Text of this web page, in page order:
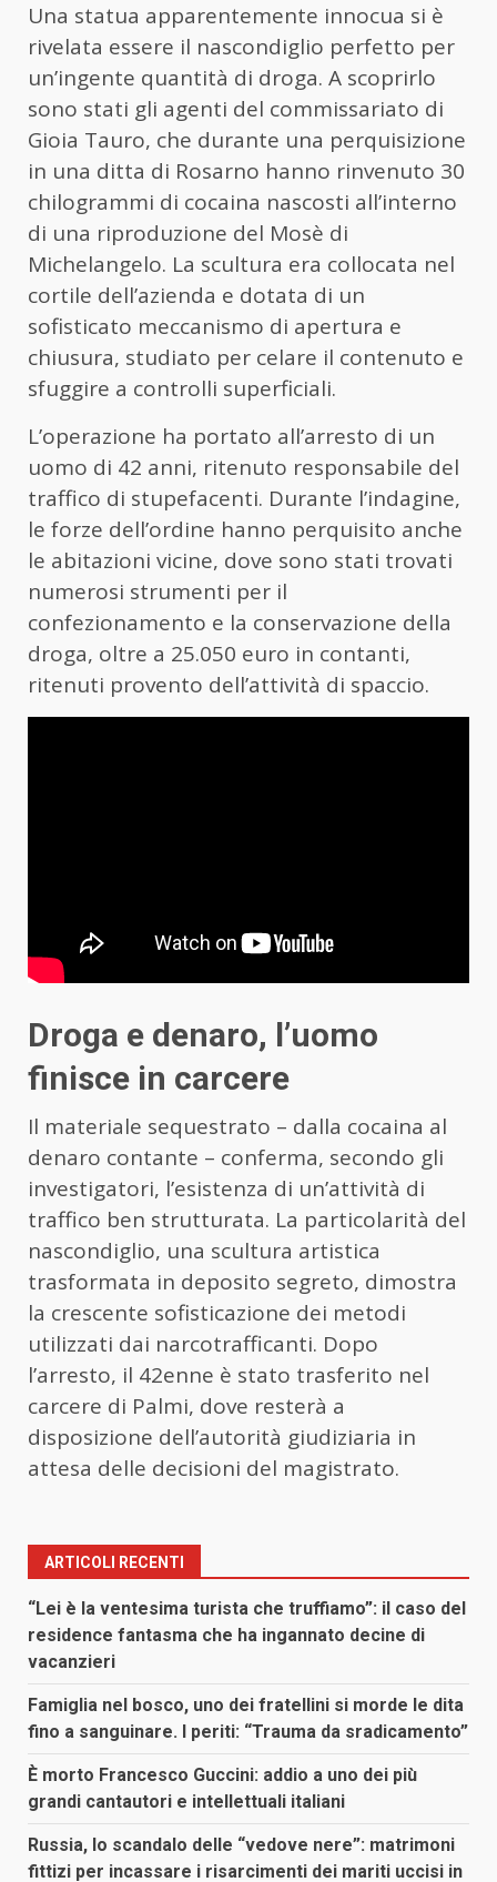
Una statua apparentemente innocua si è
rivelata essere il nascondiglio perfetto per
un’ingente quantità di droga. A scoprirlo
sono stati gli agenti del commissariato di
Gioia Tauro, che durante una perquisizione
in una ditta di Rosarno hanno rinvenuto 30
chilogrammi di cocaina nascosti all’interno
di una riproduzione del Mosè di
Michelangelo. La scultura era collocata nel
cortile dell’azienda e dotata di un
sofisticato meccanismo di apertura e
chiusura, studiato per celare il contenuto e
sfuggire a controlli superficiali.
L’operazione ha portato all’arresto di un
uomo di 42 anni, ritenuto responsabile del
traffico di stupefacenti. Durante l’indagine,
le forze dell’ordine hanno perquisito anche
le abitazioni vicine, dove sono stati trovati
numerosi strumenti per il
confezionamento e la conservazione della
droga, oltre a 25.050 euro in contanti,
ritenuti provento dell’attività di spaccio.
Droga e denaro, l’uomo
finisce in carcere
Il materiale sequestrato – dalla cocaina al
denaro contante – conferma, secondo gli
investigatori, l’esistenza di un’attività di
traffico ben strutturata. La particolarità del
nascondiglio, una scultura artistica
trasformata in deposito segreto, dimostra
la crescente sofisticazione dei metodi
utilizzati dai narcotrafficanti. Dopo
l’arresto, il 42enne è stato trasferito nel
carcere di Palmi, dove resterà a
disposizione dell’autorità giudiziaria in
attesa delle decisioni del magistrato.
ARTICOLI RECENTI
“Lei è la ventesima turista che truffiamo”: il caso del
residence fantasma che ha ingannato decine di
vacanzieri
Famiglia nel bosco, uno dei fratellini si morde le dita
fino a sanguinare. I periti: “Trauma da sradicamento”
È morto Francesco Guccini: addio a uno dei più
grandi cantautori e intellettuali italiani
Russia, lo scandalo delle “vedove nere”: matrimoni
fittizi per incassare i risarcimenti dei mariti uccisi in